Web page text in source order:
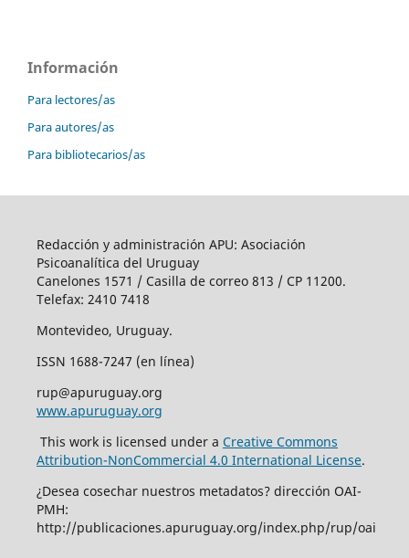
Información
Para lectores/as
Para autores/as
Para bibliotecarios/as
Redacción y administración APU: Asociación
Psicoanalítica del Uruguay
Canelones 1571 / Casilla de correo 813 / CP 11200.
Telefax: 2410 7418
Montevideo, Uruguay.
ISSN 1688-7247 (en línea)
rup@apuruguay.org
www.apuruguay.org
This work is licensed under a Creative Commons
Attribution-NonCommercial 4.0 International License.
¿Desea cosechar nuestros metadatos? dirección OAI-
PMH:
http://publicaciones.apuruguay.org/index.php/rup/oai